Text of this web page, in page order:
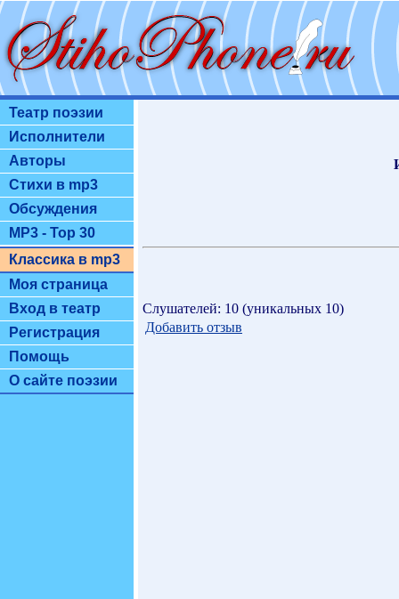
Театр поэзии
Исполнители
Авторы
Стихи в mp3
Обсуждения
MP3 - Top 30
Классика в mp3
Моя страница
Вход в театр
Регистрация
Помощь
О сайте поэзии
Слушателей: 10 (уникальных 10)
Добавить отзыв